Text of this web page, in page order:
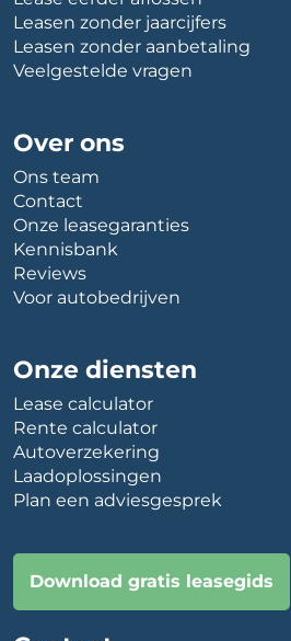
Leasen zonder jaarcijfers
Leasen zonder aanbetaling
Veelgestelde vragen
Over ons
Ons team
Contact
Onze leasegaranties
Kennisbank
Reviews
Voor autobedrijven
Onze diensten
Lease calculator
Rente calculator
Autoverzekering
Laadoplossingen
Plan een adviesgesprek
Download gratis leasegids